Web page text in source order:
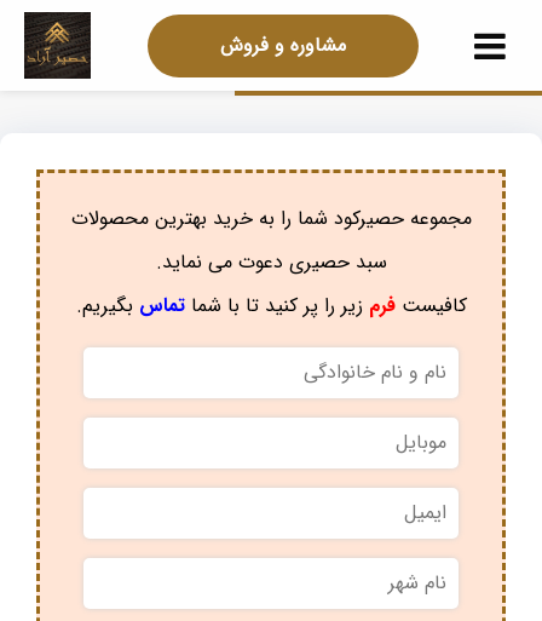
مشاوره و فروش
مجموعه حصیرکود شما را به خرید بهترین محصولات
سبد حصیری دعوت می نماید.
کافیستفرم زیر را پر کنید تا با شماتماس بگیریم.
نام
و
نام
خانوادگی
موبایل
ایمیل
نام
شهر *